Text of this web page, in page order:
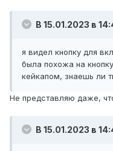
В 15.01.2023 в
я видел кнопку для
была похожа на
кейкапом, знаешь ли
Не представляю даже,
В 15.01.2023 в